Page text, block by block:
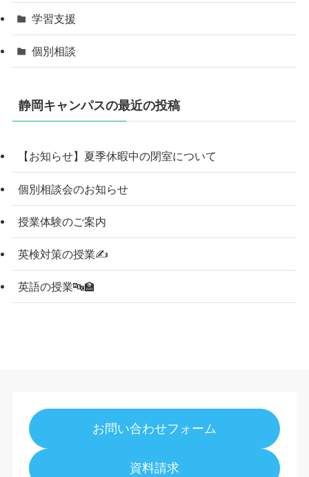
学習支援
個別相談
静岡キャンパスの最近の投稿
【お知らせ】夏季休暇中の閉室について
個別相談会のお知らせ
授業体験のご案内
英検対策の授業✍
英語の授業🔤🏫
お問い合わせフォーム
資料請求